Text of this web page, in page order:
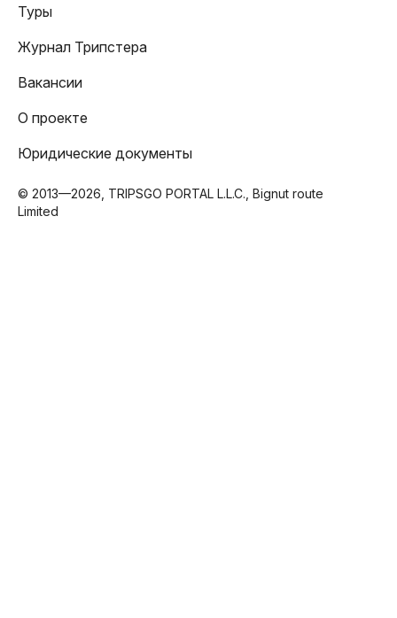
Туры
Журнал Трипстера
Вакансии
О проекте
Юридические документы
© 2013—2026, TRIPSGO PORTAL L.L.C., Bignut route
Limited